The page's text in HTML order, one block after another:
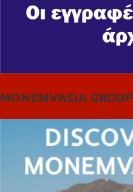
MONEMVASIA GROUP